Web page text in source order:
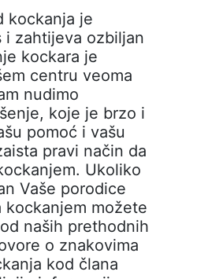
kockanja je
i zahtijeva ozbiljan
kockara je
centru veoma
nudimo
koje je brzo i
pomoć i vašu
pravi način da
Ukoliko
Vaše porodice
kockanjem možete
naših prethodnih
o znakovima
kod člana